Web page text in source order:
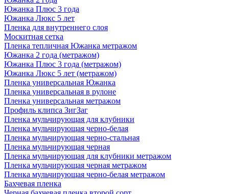
Южанка Плюс 3 года
Южанка Люкс 5 лет
Пленка для внутреннего слоя
Москитная сетка
Пленка тепличная Южанка метражом
Южанка 2 года (метражом)
Южанка Плюс 3 года (метражом)
Южанка Люкс 5 лет (метражом)
Пленка универсальная Южанка
Пленка универсальная в рулоне
Пленка универсальная метражом
Профиль клипса ЗигЗаг
Пленка мульчирующая для клубники
Пленка мульчирующая черно-белая
Пленка мульчирующая черно-стальная
Пленка мульчирующая черная
Пленка мульчирующая для клубники метражом
Пленка мульчирующая черная метражом
Пленка мульчирующая черно-белая метражом
Бахчевая пленка